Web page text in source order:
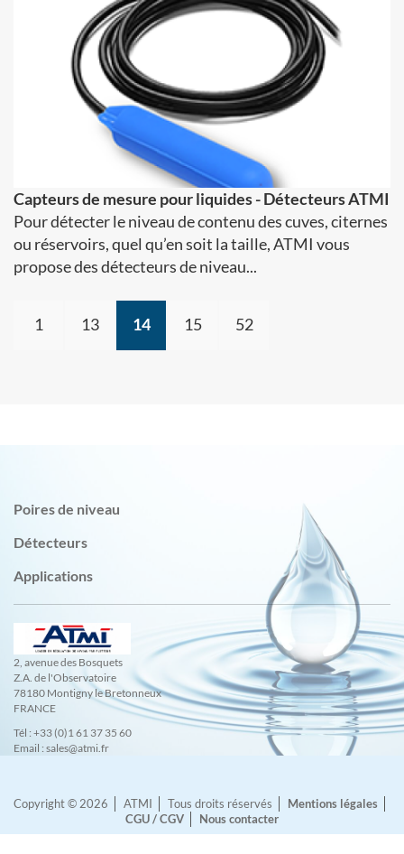
Capteurs de mesure pour liquides - Détecteurs ATMI
Pour détecter le niveau de contenu des cuves, citernes
ou réservoirs, quel qu’en soit la taille, ATMI vous
propose des détecteurs de niveau...
1 13 14 15 52
Poires de niveau
Détecteurs
Applications
2, avenue des Bosquets
Z.A. de l'Observatoire
78180 Montigny le Bretonneux
FRANCE
Tél : +33 (0)1 61 37 35 60
Email : sales@atmi.fr
Copyright © 2026 ATMI Tous droits réservés
Mentions légales
CGU / CGV
Nous contacter